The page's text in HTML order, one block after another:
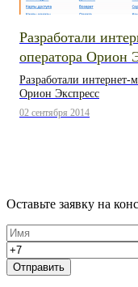
Разработали
оператора Орион
Разработали интернет-
Орион Экспресс
02 сентября 2014
Оставьте заявку на
Отправить